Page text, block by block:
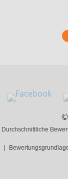
Durchschnittliche